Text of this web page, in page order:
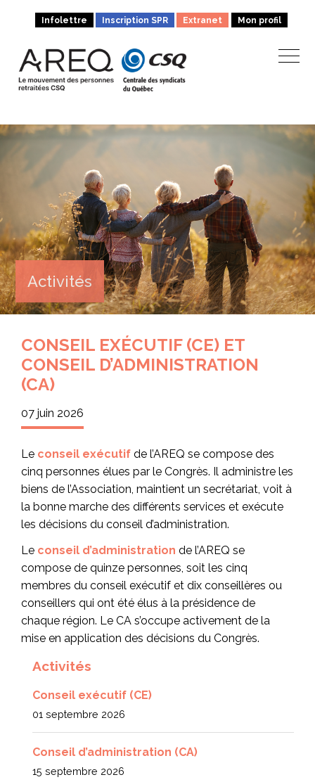
Infolettre Inscription SPR Extranet Mon profil
Activités
CONSEIL EXÉCUTIF (CE) ET
CONSEIL D’ADMINISTRATION
(CA)
07 juin 2026
Le conseil exécutif de l’AREQ se compose des
cinq personnes élues par le Congrès. Il administre les
biens de l’Association, maintient un secrétariat, voit à
la bonne marche des différents services et exécute
les décisions du conseil d’administration.
Le conseil d’administration de l’AREQ se
compose de quinze personnes, soit les cinq
membres du conseil exécutif et dix conseillères ou
conseillers qui ont été élus à la présidence de
chaque région. Le CA s’occupe activement de la
mise en application des décisions du Congrès.
Activités
Conseil exécutif (CE)
01 septembre 2026
Conseil d’administration (CA)
15 septembre 2026